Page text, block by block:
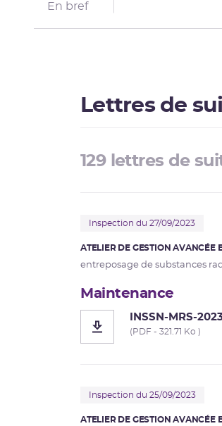
En bref
Lettres de
129 lettres de
Inspection du 27/09/2023
ATELIER DE GESTION AVANCÉE
entreposage de substances
Maintenance
INSSN-MRS-
(PDF - 321.71 Ko )
Inspection du 25/09/2023
ATELIER DE GESTION AVANCÉE